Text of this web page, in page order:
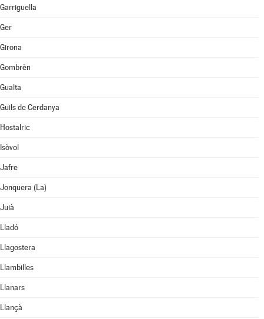
Garriguella
Ger
Girona
Gombrèn
Gualta
Guils de Cerdanya
Hostalric
Isòvol
Jafre
Jonquera (La)
Juià
Lladó
Llagostera
Llambilles
Llanars
Llançà